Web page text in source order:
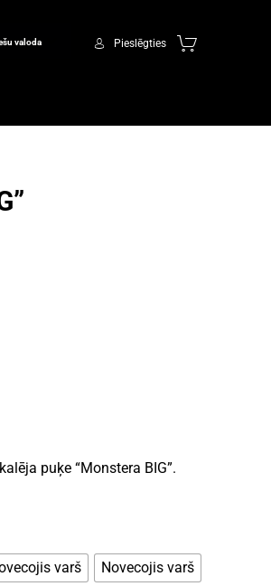
Pieslēgties
valoda
puķe “Monstera BIG”.
varš Novecojis varš